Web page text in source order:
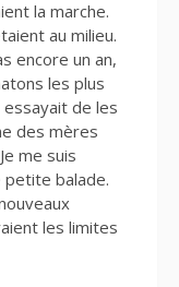
la marche.
au milieu.
encore un an,
les plus
de les
des mères
me suis
balade.
les limites